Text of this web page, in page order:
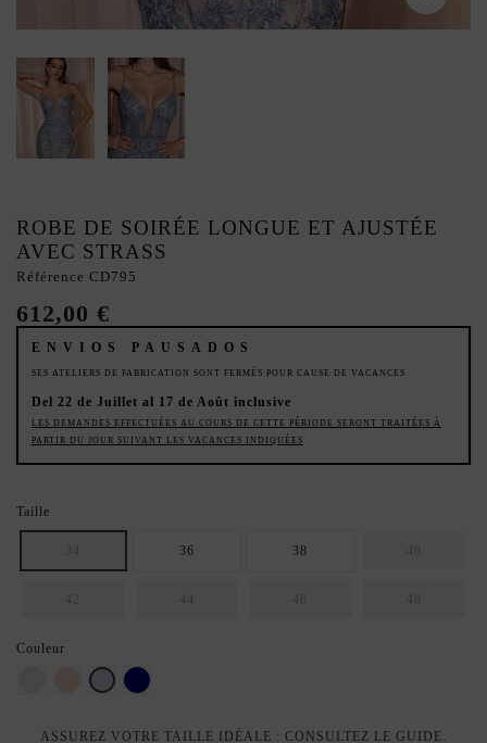
ROBE DE SOIRÉE LONGUE ET AJUSTÉE
AVEC STRASS
Référence CD795
612,00 €
ENVIOS PAUSADOS
SES ATELIERS DE FABRICATION SONT FERMÉS POUR CAUSE DE VACANCES
Del 22 de Juillet al 17 de Août inclusive
LES DEMANDES EFFECTUÉES AU COURS DE CETTE PÉRIODE SERONT TRAITÉES À
PARTIR DU JOUR SUIVANT LES VACANCES INDIQUÉES
Taille
36 38
Couleur
Champagne Rose
Bleu cielBleu marine
ASSUREZ VOTRE TAILLE IDÉALE : CONSULTEZ LE GUIDE.